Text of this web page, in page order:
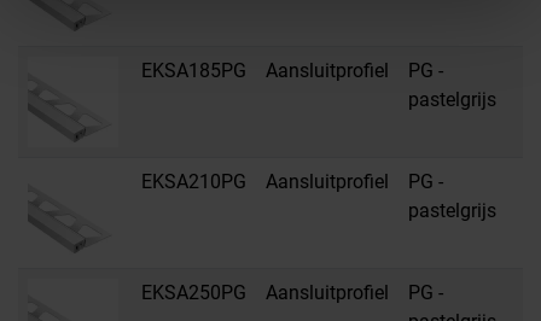
EKSA185PG Aansluitprofiel
PG -
pastelgrijs
EKSA210PG Aansluitprofiel
PG -
pastelgrijs
EKSA250PG Aansluitprofiel
PG -